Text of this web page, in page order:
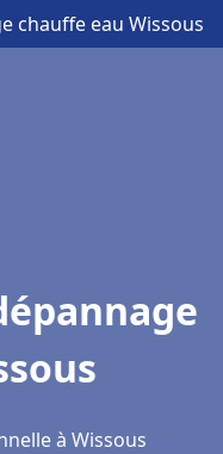
chauffe eau Wissous
à Wissous